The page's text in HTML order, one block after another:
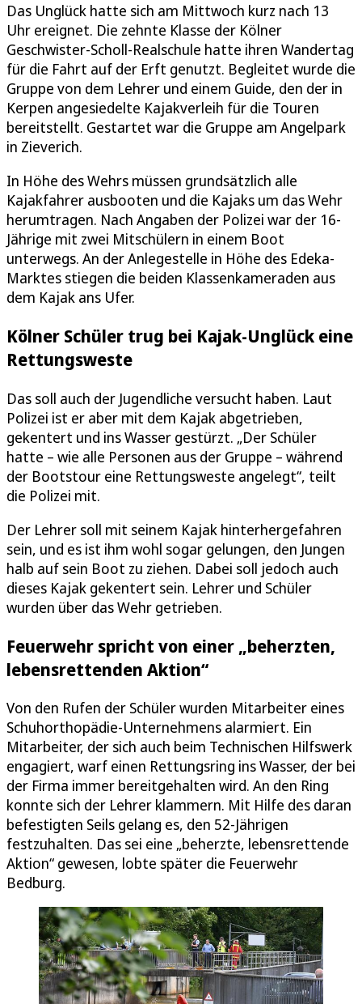
Das Unglück hatte sich am Mittwoch kurz nach 13
Uhr ereignet. Die zehnte Klasse der Kölner
Geschwister-Scholl-Realschule hatte ihren Wandertag
für die Fahrt auf der Erft genutzt. Begleitet wurde die
Gruppe von dem Lehrer und einem Guide, den der in
Kerpen angesiedelte Kajakverleih für die Touren
bereitstellt. Gestartet war die Gruppe am Angelpark
in Zieverich.
In Höhe des Wehrs müssen grundsätzlich alle
Kajakfahrer ausbooten und die Kajaks um das Wehr
herumtragen. Nach Angaben der Polizei war der 16-
Jährige mit zwei Mitschülern in einem Boot
unterwegs. An der Anlegestelle in Höhe des Edeka-
Marktes stiegen die beiden Klassenkameraden aus
dem Kajak ans Ufer.
Kölner Schüler trug bei Kajak-Unglück eine
Rettungsweste
Das soll auch der Jugendliche versucht haben. Laut
Polizei ist er aber mit dem Kajak abgetrieben,
gekentert und ins Wasser gestürzt. „Der Schüler
hatte – wie alle Personen aus der Gruppe – während
der Bootstour eine Rettungsweste angelegt“, teilt
die Polizei mit.
Der Lehrer soll mit seinem Kajak hinterhergefahren
sein, und es ist ihm wohl sogar gelungen, den Jungen
halb auf sein Boot zu ziehen. Dabei soll jedoch auch
dieses Kajak gekentert sein. Lehrer und Schüler
wurden über das Wehr getrieben.
Feuerwehr spricht von einer „beherzten,
lebensrettenden Aktion“
Von den Rufen der Schüler wurden Mitarbeiter eines
Schuhorthopädie-Unternehmens alarmiert. Ein
Mitarbeiter, der sich auch beim Technischen Hilfswerk
engagiert, warf einen Rettungsring ins Wasser, der bei
der Firma immer bereitgehalten wird. An den Ring
konnte sich der Lehrer klammern. Mit Hilfe des daran
befestigten Seils gelang es, den 52-Jährigen
festzuhalten. Das sei eine „beherzte, lebensrettende
Aktion“ gewesen, lobte später die Feuerwehr
Bedburg.